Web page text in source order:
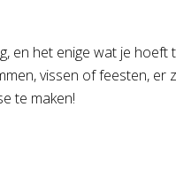
en het enige wat je
vissen of feesten,
te maken!